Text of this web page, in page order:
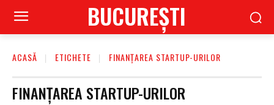
BUCUREŞTI
ACASĂ ETICHETE FINANȚAREA STARTUP-URILOR
FINANȚAREA STARTUP-URILOR